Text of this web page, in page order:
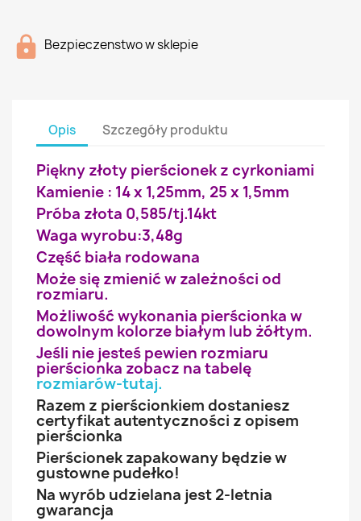
Bezpieczenstwo w sklepie
Opis Szczegóły produktu
Piękny złoty pierścionek z cyrkoniami
Kamienie : 14 x 1,25mm, 25 x 1,5mm
Próba złota 0,585/tj.14kt
Waga wyrobu:3,48g
Część biała rodowana
Może się zmienić w zależności od
rozmiaru.
Możliwość wykonania pierścionka w
dowolnym kolorze białym lub żółtym.
Jeśli nie jesteś pewien rozmiaru
pierścionka zobacz na tabelę
rozmiarów-tutaj.
Razem z pierścionkiem dostaniesz
certyfikat autentyczności z opisem
pierścionka
Pierścionek zapakowany będzie w
gustowne pudełko!
Na wyrób udzielana jest 2-letnia
gwarancja